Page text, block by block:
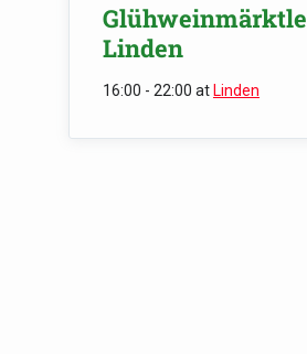
Glühweinmärktle
Linden
16:00 - 22:00 at Linden